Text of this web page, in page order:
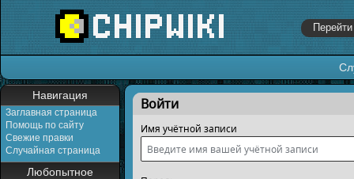
Навигация
Заглавная страница
Помощь по сайту
Свежие правки
Случайная страница
Любопытное
Перейти к:навигация,поиск
Войти
Имя учётной записи